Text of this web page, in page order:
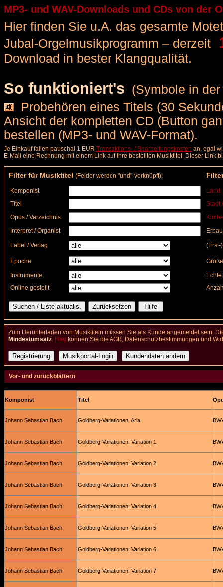
MP3- und WAV-Downloads und CDs von der
Hier finden Sie u.A. das gesamte
Jubal-Orgelmusikprogramm – derzeit
Download in bester Klangqualität.
So funktioniert's (Symbole in
Probehören eines Titels (30
Ansicht der kompletten CD (Button
bestellen (MP3- und WAV-Format).
Je Einkauf fallen pauschal 1 EUR Transaktions- / Bearbeitungskosten an, egal
E-Mail eine Rechnung mit einem Link auf Ihre bestellten Musiktitel. Dieser
Filter für Musiktitel (Felder werden "und"-verknüpft):
Komponist
Land
Titel
Stadt
Opus / Verzeichnis
Interpret / Organist
Label / Verlag (Erst-
Epoche
Instrumente
Online gestellt
Zum Herunterladen von Musiktiteln müssen Sie als Kunde angemeldet sein.
Mindestumsatz. Hier können Sie die AGB, Datenschutzbestimmungen und
Vor- und zurückblättern
Komponist Titel
Johann Sebastian Bach Goldberg-Variationen: Aria
Johann Sebastian Bach Goldberg-Variationen: Variation 1
Johann Sebastian Bach Goldberg-Variationen: Variation 2
Johann Sebastian Bach Goldberg-Variationen: Variation 3
Johann Sebastian Bach Goldberg-Variationen: Variation 4
Johann Sebastian Bach Goldberg-Variationen: Variation 5
Johann Sebastian Bach Goldberg-Variationen: Variation 6
Johann Sebastian Bach Goldberg-Variationen: Variation 7